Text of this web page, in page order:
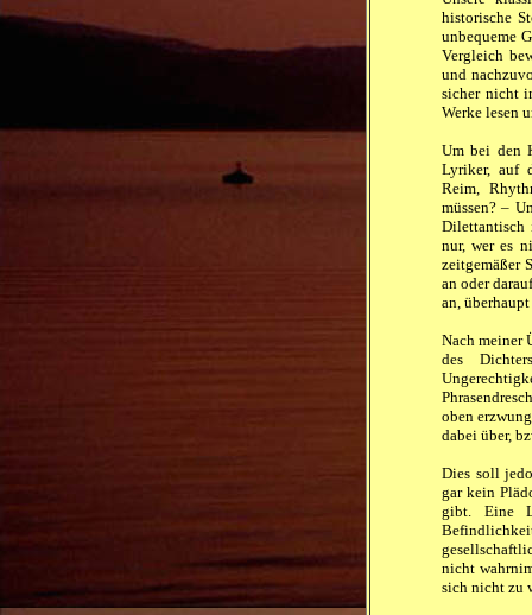
historische
unbequeme
Vergleich
und
sicher nicht
Werke lesen
Um bei den
Lyriker, auf
Reim,
müssen? –
Dilettantisch
nur, wer es
zeitgemäßer
an oder
an,
Nach meiner
des
oben
dabei über,
Dies soll
gar kein
gibt. Eine
nicht
sich nicht zu